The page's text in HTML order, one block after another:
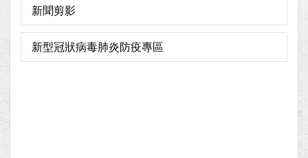
新聞剪影
新型冠狀病毒肺炎防疫專區